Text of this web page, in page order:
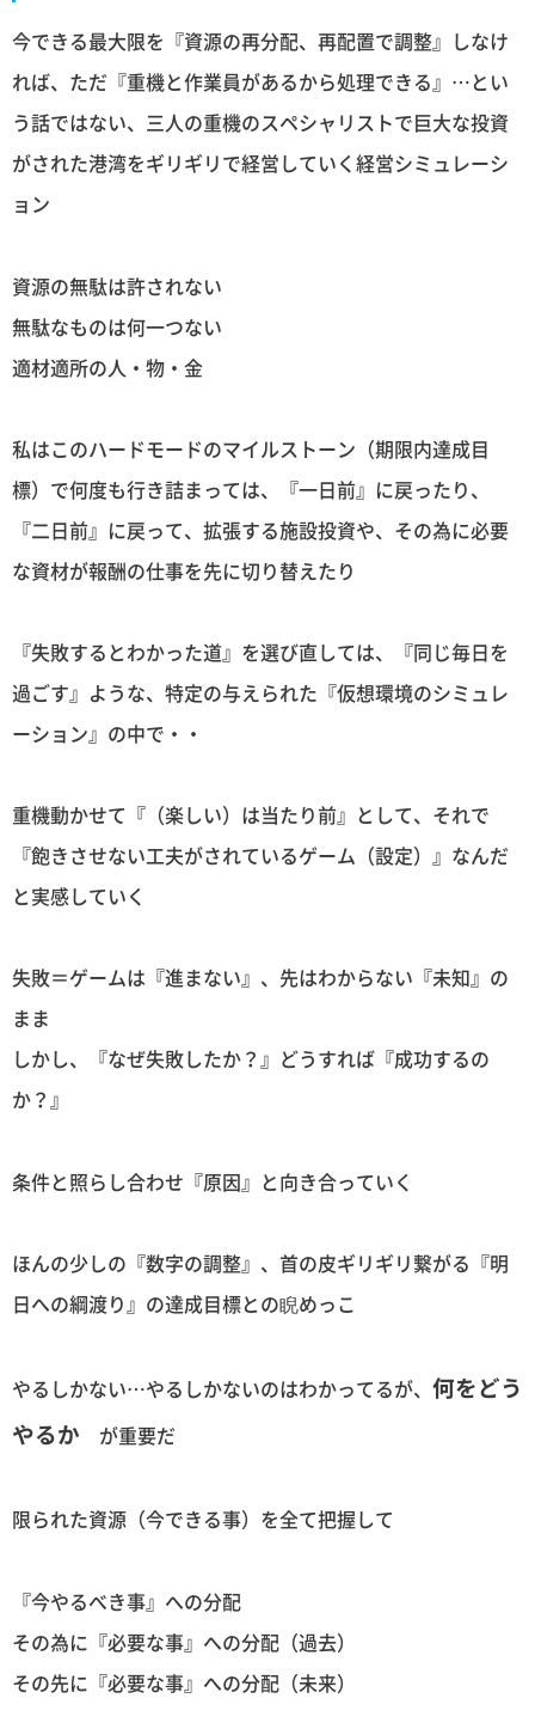
今できる最大限を『資源の再分配、再配置で調整』しなけ
れば、ただ『重機と作業員があるから処理できる』…とい
う話ではない、三人の重機のスペシャリストで巨大な投資
がされた港湾をギリギリで経営していく経営シミュレーシ
ョン
資源の無駄は許されない
無駄なものは何一つない
適材適所の人・物・金
私はこのハードモードのマイルストーン（期限内達成目
標）で何度も行き詰まっては、『一日前』に戻ったり、
『二日前』に戻って、拡張する施設投資や、その為に必要
な資材が報酬の仕事を先に切り替えたり
『失敗するとわかった道』を選び直しては、『同じ毎日を
過ごす』ような、特定の与えられた『仮想環境のシミュレ
ーション』の中で・・
重機動かせて『（楽しい）は当たり前』として、それで
『飽きさせない工夫がされているゲーム（設定）』なんだ
と実感していく
失敗＝ゲームは『進まない』、先はわからない『未知』の
まま
しかし、『なぜ失敗したか？』どうすれば『成功するの
か？』
条件と照らし合わせ『原因』と向き合っていく
ほんの少しの『数字の調整』、首の皮ギリギリ繋がる『明
日への綱渡り』の達成目標との睨めっこ
やるしかない…やるしかないのはわかってるが、 何をどう
やるか が重要だ
限られた資源（今できる事）を全て把握して
『今やるべき事』への分配
その為に『必要な事』への分配（過去）
その先に『必要な事』への分配（未来）